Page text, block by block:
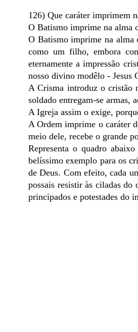
126) Que caráter imprimem
O Batismo imprime na alma
O Batismo imprime na alma
como um filho, embora
eternamente a impressão
nosso divino modêlo - Jesus
A Crisma introduz o cristão
soldado entregam-se armas,
A Igreja assim o exige,
A Ordem imprime o caráter
meio dele, recebe o grande
Representa o quadro
belíssimo exemplo para os
de Deus. Com efeito, cada
possais resistir às ciladas do
principados e potestades do